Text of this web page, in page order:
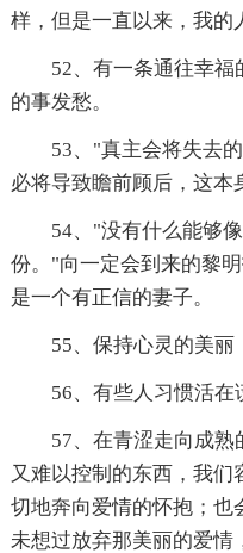
样，但是一直以来，我的
52、有一条通往幸福
的事发愁。
53、"真主会将失去
必将导致瞻前顾后，这本
54、"没有什么能够
份。"向一定会到来的黎
是一个有正信的妻子。
55、保持心灵的美丽
56、有些人习惯活在
57、在青涩走向成
又难以控制的东西，我
切地奔向爱情的怀抱；也
未想过放弃那美丽的爱情